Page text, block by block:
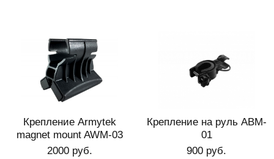
Крепление Armytek
magnet mount AWM-03
2000 руб.
Крепление на руль АBM-
01
900 руб.